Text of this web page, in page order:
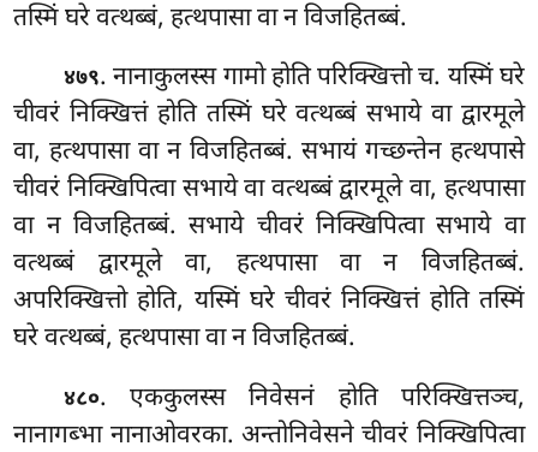
तस्मिं घरे वत्थब्बं, हत्थपासा वा न विजहितब्बं.
४७९. नानाकुलस्स गामो होति परिक्खित्तो च. यस्मिं घरे
चीवरं निक्खित्तं होति तस्मिं घरे वत्थब्बं सभाये वा द्वारमूले
वा, हत्थपासा वा न विजहितब्बं. सभायं गच्छन्तेन हत्थपासे
चीवरं निक्खिपित्वा सभाये वा वत्थब्बं द्वारमूले वा, हत्थपासा
वा न विजहितब्बं. सभाये चीवरं निक्खिपित्वा सभाये वा
वत्थब्बं द्वारमूले वा, हत्थपासा वा न विजहितब्बं.
अपरिक्खित्तो होति, यस्मिं घरे चीवरं निक्खित्तं होति तस्मिं
घरे वत्थब्बं, हत्थपासा वा न विजहितब्बं.
४८०. एककुलस्सनिवेसनं होति परिक्खित्तञ्च,
नानागब्भा नानाओवरका. अन्तोनिवेसने चीवरं निक्खिपित्वा